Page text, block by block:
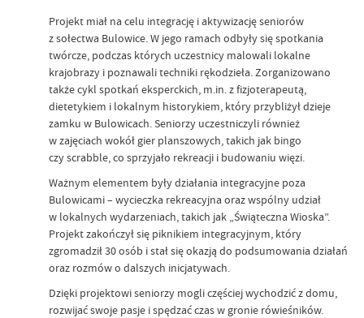
Projekt miał na celu integrację i aktywizację seniorów
z sołectwa Bulowice. W jego ramach odbyły się spotkania
twórcze, podczas których uczestnicy malowali lokalne
krajobrazy i poznawali techniki rękodzieła. Zorganizowano
także cykl spotkań eksperckich, m.in. z fizjoterapeutą,
dietetykiem i lokalnym historykiem, który przybliżył dzieje
zamku w Bulowicach. Seniorzy uczestniczyli również
w zajęciach wokół gier planszowych, takich jak bingo
czy scrabble, co sprzyjało rekreacji i budowaniu więzi.
Ważnym elementem były działania integracyjne poza
Bulowicami – wycieczka rekreacyjna oraz wspólny udział
w lokalnych wydarzeniach, takich jak „Świąteczna Wioska”.
Projekt zakończył się piknikiem integracyjnym, który
zgromadził 30 osób i stał się okazją do podsumowania działań
oraz rozmów o dalszych inicjatywach.
Dzięki projektowi seniorzy mogli częściej wychodzić z domu,
rozwijać swoje pasje i spędzać czas w gronie rówieśników.